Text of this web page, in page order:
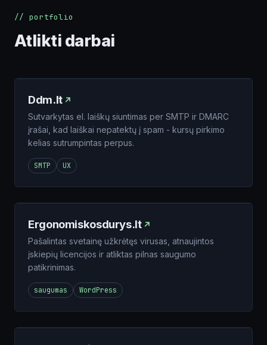
// portfolio
Atlikti darbai
Ddm.lt
Sutvarkytas el. laiškų siuntimas per SMTP ir DMARC
įrašai, kad laiškai nepatektų į spam - kursų pirkimo
kelias sutrumpintas perpus.
SMTP UX
Ergonomiskosdurys.lt
Pašalintas svetainę užkrėtęs virusas, atnaujintos
įskiepių licencijos ir atliktas pilnas saugumo
patikrinimas.
saugumas WordPress